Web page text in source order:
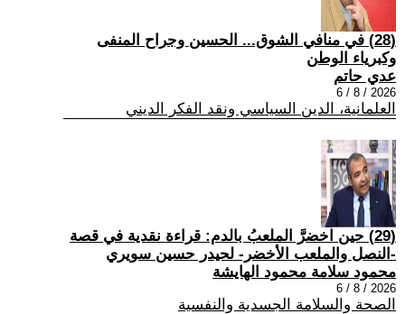
(28) في منافي الشوق... الحسين وجراح المنفى
وكبرياء الوطن
عدي حاتم
2026 / 8 / 6
العلمانية، الدين السياسي ونقد الفكر الديني
(29) حين اخضرَّ الملعبُ بالدم: قراءة نقدية في قصة
-النصل والملعب الأخضر- لحيدر حسين سويري
محمود سلامة محمود الهايشة
2026 / 8 / 6
الصحة والسلامة الجسدية والنفسية